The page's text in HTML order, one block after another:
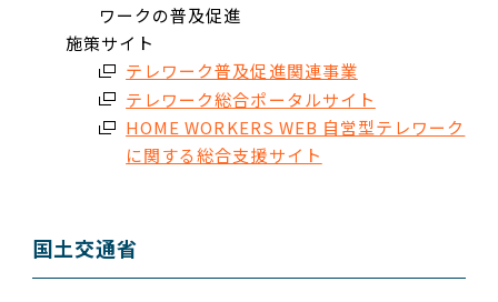
ワークの普及促進
施策サイト
テレワーク普及促進関連事業
テレワーク総合ポータルサイト
HOME WORKERS WEB 自営型テレワーク
に関する総合支援サイト
国土交通省